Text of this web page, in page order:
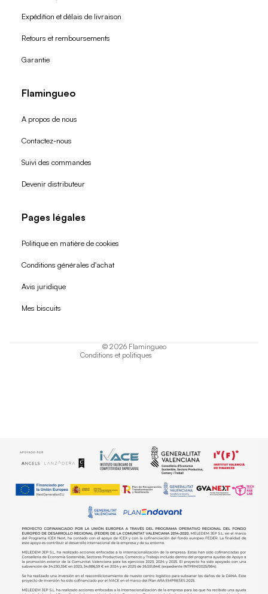
Expédition et délais de livraison
Retours et remboursements
Garantie
Flamingueo
A propos de nous
Contactez-nous
Suivi des commandes
Devenir distributeur
Pages légales
Politique en matière de cookies
Conditions générales d'achat
Avis juridique
Mes biscuits
© 2026 Flamingueo
Conditions et politiques
Politique de remboursement